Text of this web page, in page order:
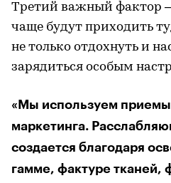
Третий важный фактор
чаще будут приходить
не только отдохнуть и
зарядиться особым
«Мы используем приемы
маркетинга.
создается благодаря
гамме, фактуре тканей,